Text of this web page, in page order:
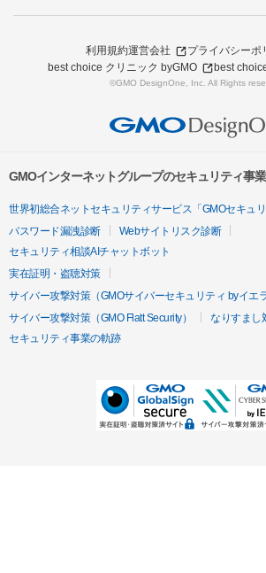
利用規約運営会社
プライバシーポ
best choice クリニック byGMO
best
©GMO DesignOne, Inc. All Rights
GMOインターネットグループのセキュリティ事
世界初総合ネットセキュリティサービス「GMOセキュリ
パスワード漏洩診断
Webサイトリスク診断
セキュリティ相談AIチャットボット
実在証明・盗聴対策
サイバー攻撃対策（GMOサイバーセキュリティ byイエラ
サイバー攻撃対策（GMO Flatt Security）
なりすまし
セキュリティ事業の軌跡